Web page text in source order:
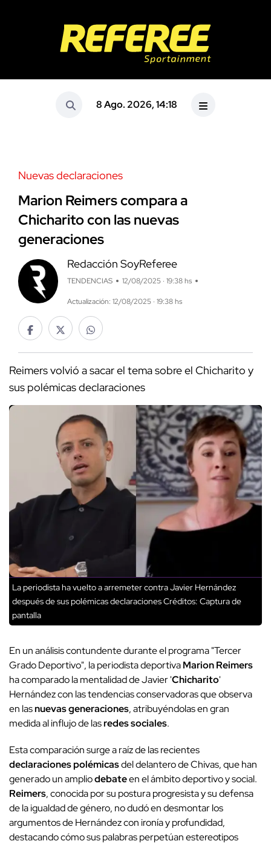
8 Ago. 2026, 14:18
Nuevas declaraciones
Marion Reimers compara a
Chicharito con las nuevas
generaciones
Redacción SoyReferee
TENDENCIAS 12/08/2025 · 19:38 hs
Actualización: 12/08/2025 · 19:38 hs
Reimers volvió a sacar el tema sobre el Chicharito y
sus polémicas declaraciones
La periodista ha vuelto a arremeter contra Javier Hernández
después de sus polémicas declaracionesCréditos: Captura de
pantalla
En un análisis contundente durante el programa "Tercer
Grado Deportivo", la periodista deportivaMarion Reimers
ha comparado la mentalidad de Javier 'Chicharito'
Hernández con las tendencias conservadoras que observa
en lasnuevas generaciones, atribuyéndolas en gran
medida al influjo de lasredes sociales.
Esta comparación surge a raíz de las recientes
declaraciones polémicasdel delantero de Chivas, que han
generado un ampliodebateen el ámbito deportivo y social.
Reimers, conocida por su postura progresista y su defensa
de la igualdad de género, no dudó en desmontar los
argumentos de Hernández con ironía y profundidad,
destacando cómo sus palabras perpetúan estereotipos